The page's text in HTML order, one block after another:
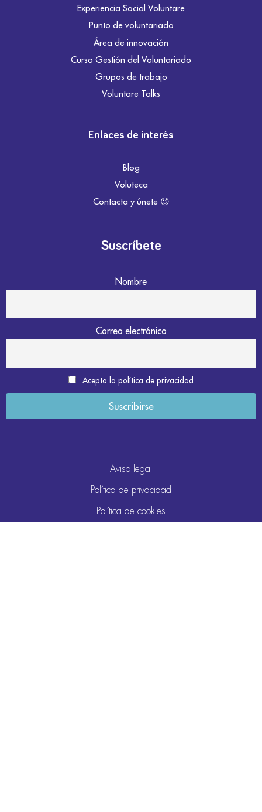
Experiencia Social Voluntare
Punto de voluntariado
Área de innovación
Curso Gestión del Voluntariado
Grupos de trabajo
Voluntare Talks
Enlaces de interés
Blog
Voluteca
Contacta y únete 😉
Suscríbete
Nombre
Correo electrónico
Acepto la política de privacidad
Aviso legal
Política de privacidad
Política de cookies